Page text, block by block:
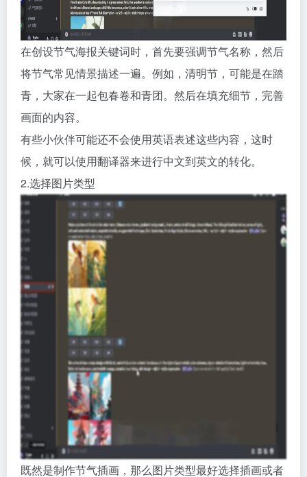
在创设节气海报关键词时，首先要强调节气名称，然后
将节气常见情景描述一遍。例如，清明节，可能是在踏
青，大家在一起包春卷和青团。然后在填充细节，完善
画面的内容。
有些小伙伴可能还不会使用英语表述这些内容，这时
候，就可以使用翻译器来进行中文到英文的转化。
2.选择图片类型
既然是制作节气插画，那么图片类型最好选择插画或者